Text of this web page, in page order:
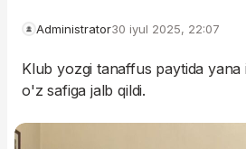
Administrator30 iyul 2025, 22:07
Klub yozgi tanaffus paytida
o'z safiga jalb qildi.